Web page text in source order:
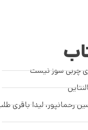
چربی سوز نیست
رحمانپور، لیدا باقری